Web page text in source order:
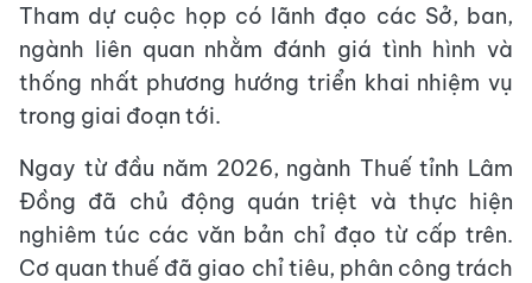
Tham dự cuộc họp có lãnh đạo các Sở, ban,
ngành liên quan nhằm đánh giá tình hình và
thống nhất phương hướng triển khai nhiệm vụ
trong giai đoạn tới.
Ngay từ đầu năm 2026, ngành Thuế tỉnh Lâm
Đồng đã chủ động quán triệt và thực hiện
nghiêm túc các văn bản chỉ đạo từ cấp trên.
Cơ quan thuế đã giao chỉ tiêu, phân công trách